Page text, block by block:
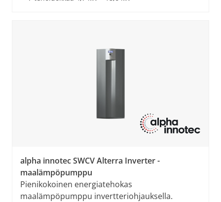
alpha innotec SWCV Alterra Inverter -
maalämpöpumppu
Pienikokoinen energiatehokas
maalämpöpumppu invertteriohjauksella.